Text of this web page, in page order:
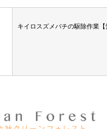
キイロスズメバチの駆除作業【